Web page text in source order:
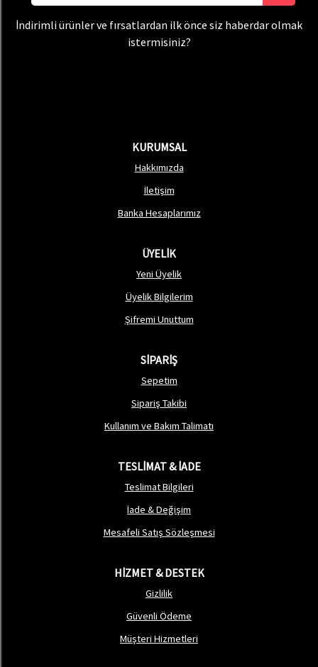
İndirimli ürünler ve fırsatlardan ilk önce siz haberdar olmak
istermisiniz?
KURUMSAL
Hakkımızda
İletişim
Banka Hesaplarımız
ÜYELİK
Yeni Üyelik
Üyelik Bilgilerim
Şifremi Unuttum
SİPARİŞ
Sepetim
Sipariş Takibi
Kullanım ve Bakım Talimatı
TESLİMAT & İADE
Teslimat Bilgileri
İade & Değişim
Mesafeli Satış Sözleşmesi
HİZMET & DESTEK
Gizlilik
Güvenli Ödeme
Müşteri Hizmetleri